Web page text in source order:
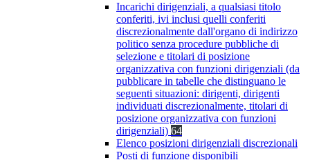
Incarichi dirigenziali, a qualsiasi titolo
conferiti, ivi inclusi quelli conferiti
discrezionalmente dall'organo di indirizzo
politico senza procedure pubbliche di
selezione e titolari di posizione
organizzativa con funzioni dirigenziali (da
pubblicare in tabelle che distinguano le
seguenti situazioni: dirigenti, dirigenti
individuati discrezionalmente, titolari di
posizione organizzativa con funzioni
dirigenziali) 64
Elenco posizioni dirigenziali discrezionali
Posti di funzione disponibili